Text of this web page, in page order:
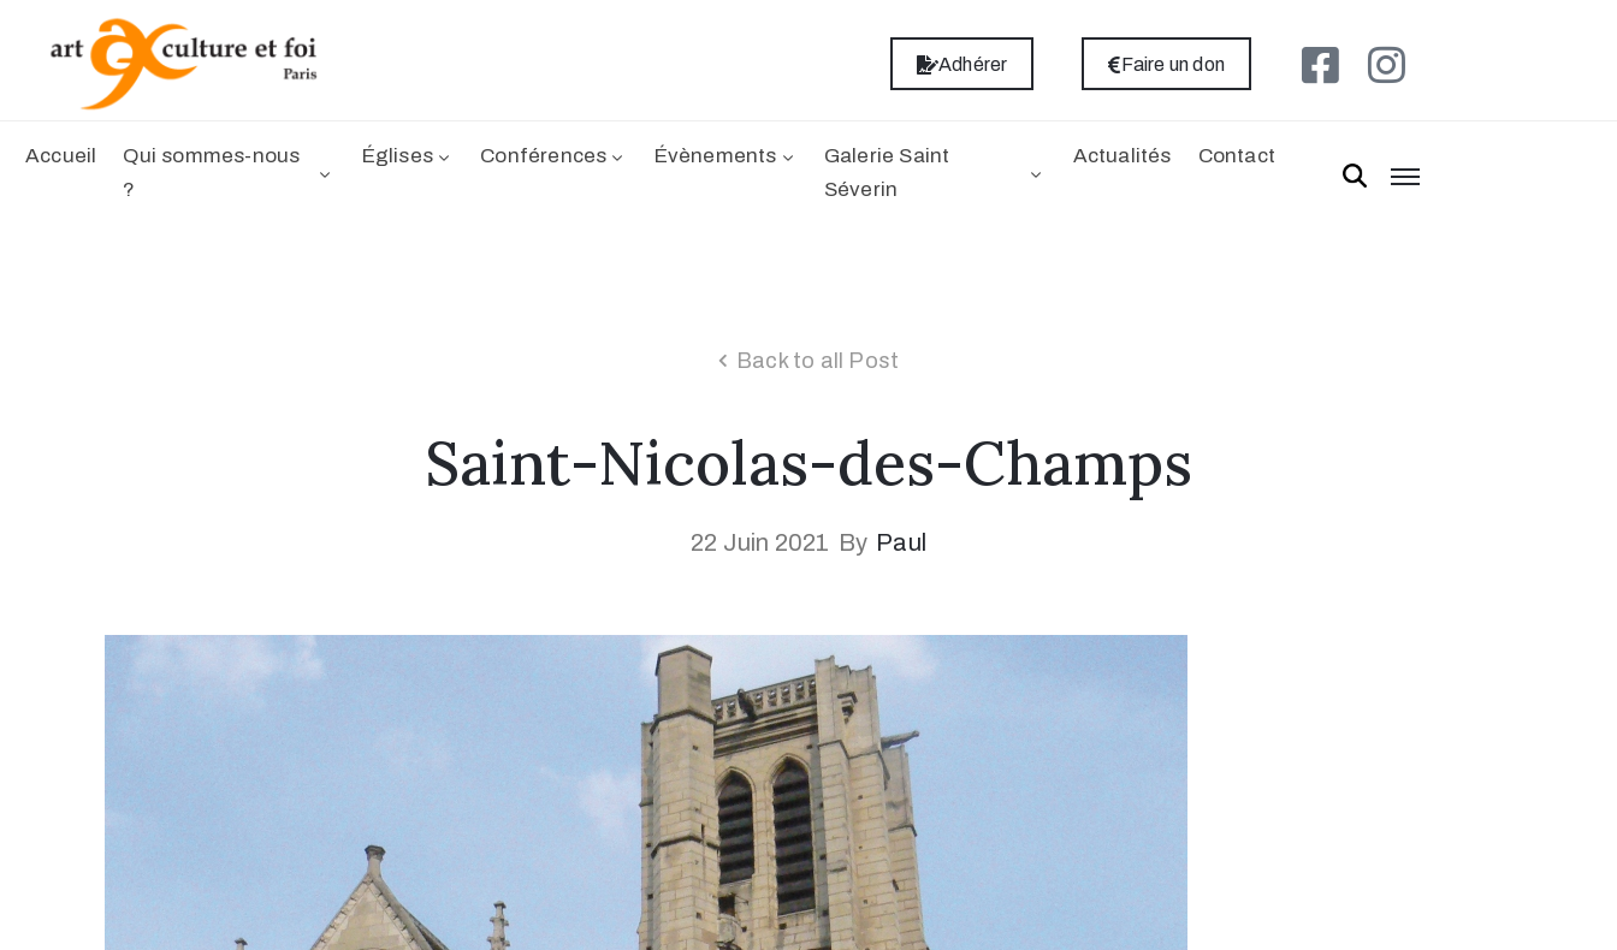
Adhérer Faire un don
Accueil
Qui sommes-nous
?
Églises Conférences Évènements
Galerie Saint
Séverin
Actualités Contact
Back to all Post
Saint-Nicolas-des-Champs
22 Juin 2021 By Paul